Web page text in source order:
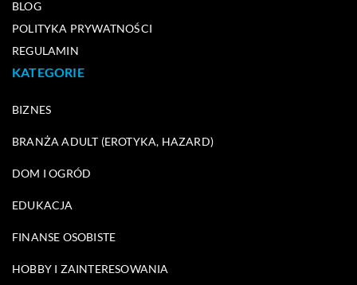
BLOG
POLITYKA PRYWATNOŚCI
REGULAMIN
KATEGORIE
BIZNES
BRANŻA ADULT (EROTYKA, HAZARD)
DOM I OGRÓD
EDUKACJA
FINANSE OSOBISTE
HOBBY I ZAINTERESOWANIA